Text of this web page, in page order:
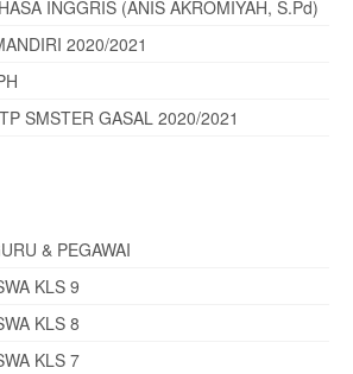
INGGRIS (ANIS AKROMIYAH, S.Pd)
2020/2021
SMSTER GASAL 2020/2021
& PEGAWAI
KLS 9
KLS 8
KLS 7